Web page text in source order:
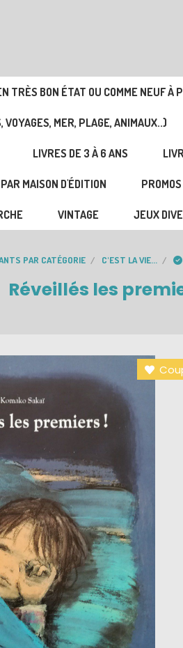
TRÈS BON ÉTAT OU COMME NEUF À
MER, PLAGE, ANIMAUX..)
LIVRES DE 3 À 6 ANS
PAR MAISON D'ÉDITION PROMOS
VINTAGE JEUX
PAR CATÉGORIE C'EST LA VIE...
Réveillés les